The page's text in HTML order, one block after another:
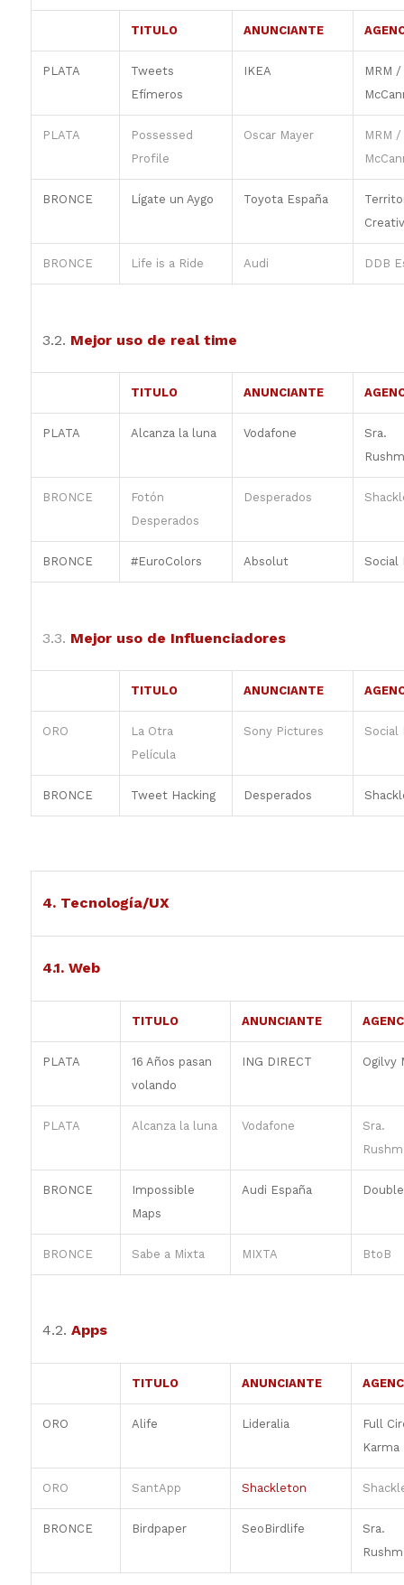
TITULO ANUNCIANTE
PLATA
Tweets
Efímeros
IKEA
MRM /
PLATA
Possessed
Profile
Oscar Mayer
MRM /
BRONCE Lígate un Aygo Toyota España
BRONCE Life is a Ride Audi DDB
3.2. Mejor uso de real time
TITULO ANUNCIANTE
PLATA Alcanza la luna Vodafone
Sra.
BRONCE
Fotón
Desperados
Desperados
BRONCE #EuroColors Absolut Social
3.3. Mejor uso de Influenciadores
TITULO ANUNCIANTE
ORO
La Otra
Película
Sony Pictures Social
BRONCE Tweet Hacking Desperados
4. Tecnología/UX
4.1. Web
TITULO ANUNCIANTE
PLATA
16 Años pasan
volando
ING DIRECT Ogilvy
PLATA Alcanza la luna Vodafone
Sra.
BRONCE
Impossible
Maps
Audi España
BRONCE Sabe a Mixta MIXTA BtoB
4.2. Apps
TITULO ANUNCIANTE
ORO Alife Lideralia
Full
Karma
ORO SantApp Shackleton
BRONCE Birdpaper SeoBirdlife
Sra.